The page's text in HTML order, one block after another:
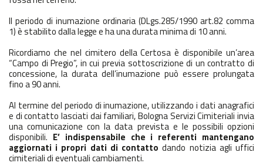
Il periodo di inumazione ordinaria (DLgs.285/1990 art.82 comma
1) è stabilito dalla legge e ha una durata minima di 10 anni.
Ricordiamo che nel cimitero della Certosa è disponibile un’area
“Campo di Pregio”, in cui previa sottoscrizione di un contratto di
concessione, la durata dell’inumazione può essere prolungata
fino a 90 anni.
Al termine del periodo di inumazione, utilizzando i dati anagrafici
e di contatto lasciati dai familiari, Bologna Servizi Cimiteriali invia
una comunicazione con la data prevista e le possibili opzioni
disponibili. E’ indispensabile che i referenti mantengano
aggiornati i propri dati di contatto dando notizia agli uffici
cimiteriali di eventuali cambiamenti.